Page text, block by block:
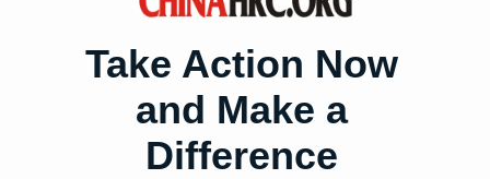
Take Action Now
and Make a
Difference